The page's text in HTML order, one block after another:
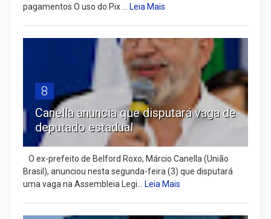
pagamentos O uso do Pix ... Leia Mais
8
Canella anuncia que disputará vaga de
deputado estadual
​ O ex-prefeito de Belford Roxo, Márcio Canella (União
Brasil), anunciou nesta segunda-feira (3) que disputará
uma vaga na Assembleia Legi... Leia Mais